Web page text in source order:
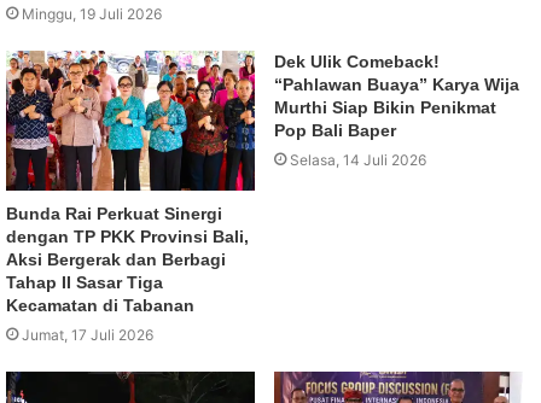
Minggu, 19 Juli 2026
Bunda Rai Perkuat Sinergi
dengan TP PKK Provinsi Bali,
Aksi Bergerak dan Berbagi
Tahap II Sasar Tiga
Kecamatan di Tabanan
Jumat, 17 Juli 2026
Dek Ulik Comeback!
“Pahlawan Buaya” Karya Wija
Murthi Siap Bikin Penikmat
Pop Bali Baper
Selasa, 14 Juli 2026